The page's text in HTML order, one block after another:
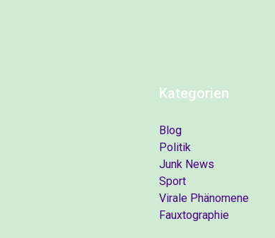
Kategorien
Blog
Politik
Junk News
Sport
Virale Phänomene
Fauxtographie